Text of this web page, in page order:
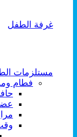
غرفة الطفل
مستلزمات
فطام